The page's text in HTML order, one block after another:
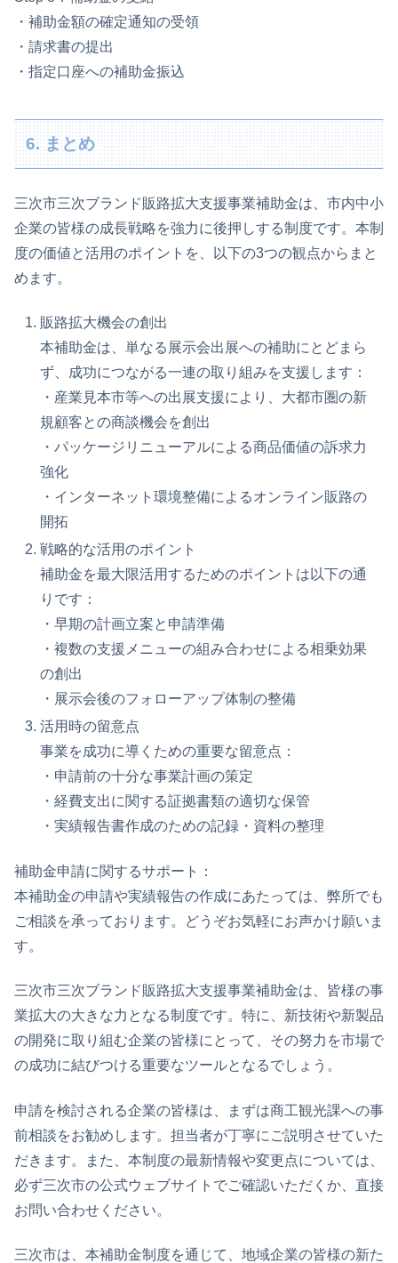
・補助金額の確定通知の受領
・請求書の提出
・指定口座への補助金振込
6. まとめ
三次市三次ブランド販路拡大支援事業補助金は、市内中小
企業の皆様の成長戦略を強力に後押しする制度です。本制
度の価値と活用のポイントを、以下の3つの観点からまと
めます。
販路拡大機会の創出
本補助金は、単なる展示会出展への補助にとどまら
ず、成功につながる一連の取り組みを支援します：
・産業見本市等への出展支援により、大都市圏の新
規顧客との商談機会を創出
・パッケージリニューアルによる商品価値の訴求力
強化
・インターネット環境整備によるオンライン販路の
開拓
戦略的な活用のポイント
補助金を最大限活用するためのポイントは以下の通
りです：
・早期の計画立案と申請準備
・複数の支援メニューの組み合わせによる相乗効果
の創出
・展示会後のフォローアップ体制の整備
活用時の留意点
事業を成功に導くための重要な留意点：
・申請前の十分な事業計画の策定
・経費支出に関する証拠書類の適切な保管
・実績報告書作成のための記録・資料の整理
補助金申請に関するサポート：
本補助金の申請や実績報告の作成にあたっては、弊所でも
ご相談を承っております。どうぞお気軽にお声かけ願いま
す。
三次市三次ブランド販路拡大支援事業補助金は、皆様の事
業拡大の大きな力となる制度です。特に、新技術や新製品
の開発に取り組む企業の皆様にとって、その努力を市場で
の成功に結びつける重要なツールとなるでしょう。
申請を検討される企業の皆様は、まずは商工観光課への事
前相談をお勧めします。担当者が丁寧にご説明させていた
だきます。また、本制度の最新情報や変更点については、
必ず三次市の公式ウェブサイトでご確認いただくか、直接
お問い合わせください。
三次市は、本補助金制度を通じて、地域企業の皆様の新た